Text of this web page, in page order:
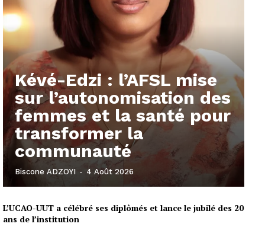
Kévé-Edzi : l’AFSL mise
sur l’autonomisation des
femmes et la santé pour
transformer la
communauté
Biscone ADZOYI - 4 Août 2026
L’UCAO-UUT a célébré ses diplômés et lance le jubilé des 20
ans de l’institution